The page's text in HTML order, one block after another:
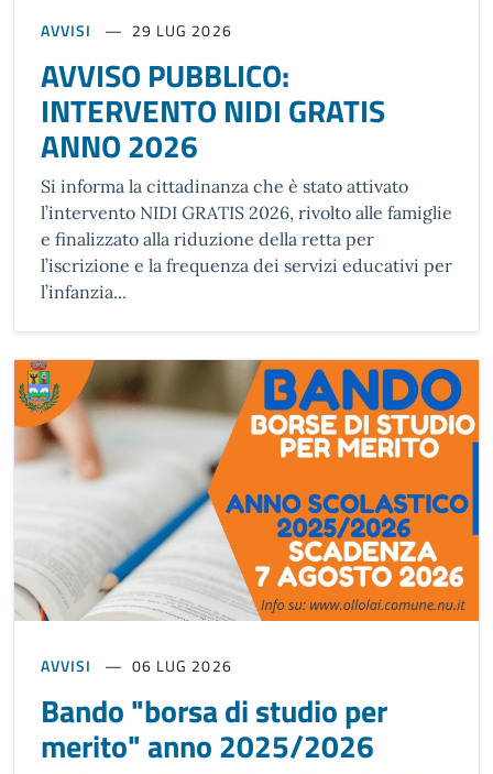
AVVISI 29 LUG 2026
AVVISO PUBBLICO:
INTERVENTO NIDI GRATIS
ANNO 2026
Si informa la cittadinanza che è stato attivato
l’intervento NIDI GRATIS 2026, rivolto alle famiglie
e finalizzato alla riduzione della retta per
l’iscrizione e la frequenza dei servizi educativi per
l’infanzia...
AVVISI 06 LUG 2026
Bando "borsa di studio per
merito" anno 2025/2026